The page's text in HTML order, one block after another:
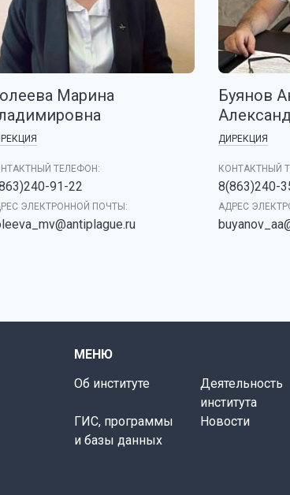
Марина
ТЕЛЕФОН:
91-22
ЭЛЕКТРОННОЙ ПОЧТЫ:
Буянов
ДИРЕКЦИЯ
КОНТАКТНЫЙ
8(863)240-
АДРЕС
МЕНЮ
Об институте
Деятельность
института
ГИС, программы
и базы данных
Новости